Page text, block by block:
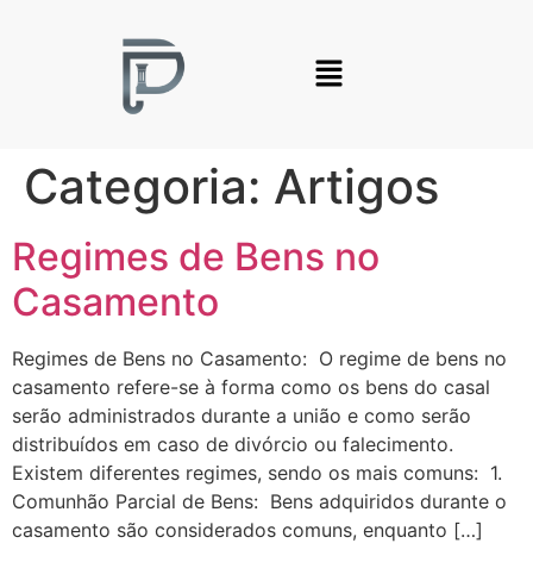
Categoria: Artigos
Regimes de Bens no
Casamento
Regimes de Bens no Casamento: O regime de bens no
casamento refere-se à forma como os bens do casal
serão administrados durante a união e como serão
distribuídos em caso de divórcio ou falecimento.
Existem diferentes regimes, sendo os mais comuns: 1.
Comunhão Parcial de Bens: Bens adquiridos durante o
casamento são considerados comuns, enquanto […]